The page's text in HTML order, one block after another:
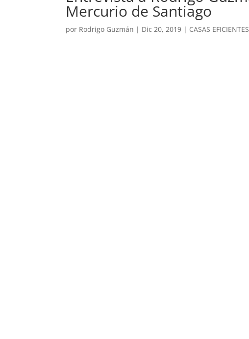
Mercurio de Santiago
por Rodrigo Guzmán | Dic 20, 2019 | CASAS EFICIENTES